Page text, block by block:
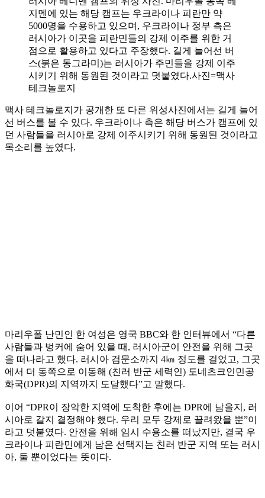
지멘에 있는 해당 캠프는 우크라이나 피란만 약
5000명을 수용하고 있으며, 우크라이나 정부 측은
러시아가 이곳을 피란민들의 강제 이주를 위한 거
점으로 활용하고 있다고 주장했다. 길게 늘어선 버
스(붉은 동그라미)는 러시아가 주민들을 강제 이주
시키기 위해 동원된 것이라고 덧붙였다.사진=맥사
테크놀로지
맥사 테크놀로지가 공개한 또 다른 위성사진에서는 길게 늘어
선 버스를 볼 수 있다. 우크라이나 측은 해당 버스가 캠프에 있
던 사람들을 러시아로 강제 이주시키기 위해 동원된 것이라고
목소리를 높였다.
마리우폴 난민인 한 여성은 영국 BBC와 한 인터뷰에서 “다른
사람들과 벙커에 숨어 있을 때, 러시아군이 안전을 위해 그곳
을 떠나라고 했다. 러시아 검문소까지 4㎞ 정도를 걸었고, 그곳
에서 더 동쪽으로 이동해 (친러 반군 세력인) 도네츠크인민공
화국(DPR)의 지역까지 도달했다”고 말했다.
이어 “DPR이 장악한 지역에 도착한 후에는 DPR에 남을지, 러
시아로 갈지 결정해야 했다. 우리 모두 강제로 끌려왔을 뿐”이
라고 덧붙였다. 안전을 위해 임시 수용소를 떠났지만, 결국 우
크라이나 피란민에게 남은 선택지는 친러 반군 지역 또는 러시
아, 둘 뿐이었다는 뜻이다.